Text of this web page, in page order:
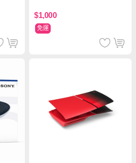
$1,000
免運